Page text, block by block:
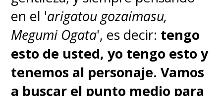
"Akuma no Ko" por Ai Higuchi,
Attack on Titan Final Season
Part 2
en el 'arigatou gozaimasu,
Megumi Ogata', es decir: tengo
esto de usted, yo tengo esto y
tenemos al personaje. Vamos
a buscar el punto medio para